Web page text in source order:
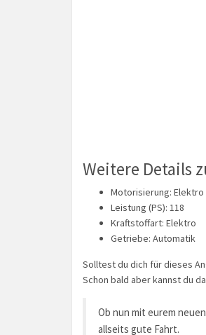
Weitere Details
Motorisierung: Elektro
Leistung (PS): 118
Kraftstoffart: Elektro
Getriebe: Automatik
Solltest du dich für dieses
Schon bald aber kannst du
Ob nun mit eurem
allseits gute Fahrt.